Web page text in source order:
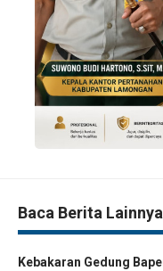
Baca Berita
Kebakaran Gedung